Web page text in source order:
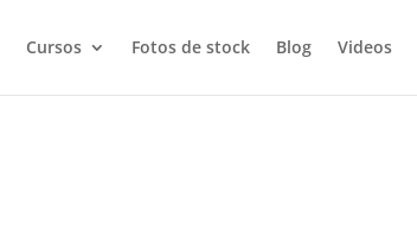
Cursos Fotos de stock Blog Videos